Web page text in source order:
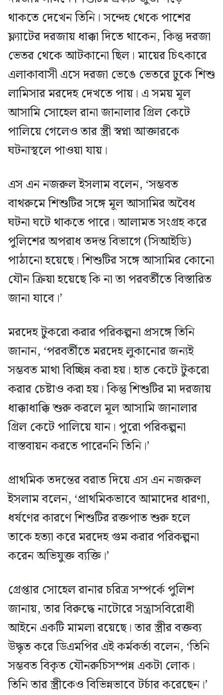
থাকতে দেখেন তিনি। সন্দেহ থেকে পাশের
ফ্ল্যাটের দরজায় ধাক্কা দিতে থাকেন, কিন্তু দরজা
ভেতর থেকে আটকানো ছিল। মায়ের চিৎকারে
এলাকাবাসী এসে দরজা ভেঙে ভেতরে ঢুকে শিশু
লামিসার মরদেহ দেখতে পায়। এ সময় মূল
আসামি সোহেল রানা জানালার গ্রিল কেটে
পালিয়ে গেলেও তার স্ত্রী স্বপ্না আক্তারকে
ঘটনাস্থলে পাওয়া যায়।
এস এন নজরুল ইসলাম বলেন, ‘সম্ভবত
বাথরুমে শিশুটির সঙ্গে মূল আসামির অবৈধ
ঘটনা ঘটে থাকতে পারে। আলামত সংগ্রহ করে
পুলিশের অপরাধ তদন্ত বিভাগে (সিআইডি)
পাঠানো হয়েছে। শিশুটির সঙ্গে আসামির কোনো
যৌন ক্রিয়া হয়েছে কি না তা পরবর্তীতে বিস্তারিত
জানা যাবে।’
মরদেহ টুকরো করার পরিকল্পনা প্রসঙ্গে তিনি
জানান, ‘পরবর্তীতে মরদেহ লুকানোর জন্যই
সম্ভবত মাথা বিচ্ছিন্ন করা হয়। হাত কেটে টুকরো
করার চেষ্টাও করা হয়। কিন্তু শিশুটির মা দরজায়
ধাক্কাধাক্কি শুরু করলে মূল আসামি জানালার
গ্রিল কেটে পালিয়ে যান। পুরো পরিকল্পনা
বাস্তবায়ন করতে পারেননি তিনি।’
প্রাথমিক তদন্তের বরাত দিয়ে এস এন নজরুল
ইসলাম বলেন, ‘প্রাথমিকভাবে আমাদের ধারণা,
ধর্ষণের কারণে শিশুটির রক্তপাত শুরু হলে
তাকে হত্যা করে মরদেহ গুম করার পরিকল্পনা
করেন অভিযুক্ত ব্যক্তি।’
গ্রেপ্তার সোহেল রানার চরিত্র সম্পর্কে পুলিশ
জানায়, তার বিরুদ্ধে নাটোরে সন্ত্রাসবিরোধী
আইনে একটি মামলা রয়েছে। তার স্ত্রীর বক্তব্য
উদ্ধৃত করে ডিএমপির এই কর্মকর্তা বলেন, ‘তিনি
সম্ভবত বিকৃত যৌনরুচিসম্পন্ন একটা লোক।
তিনি তার স্ত্রীকেও বিভিন্নভাবে টর্চার করেছেন।’